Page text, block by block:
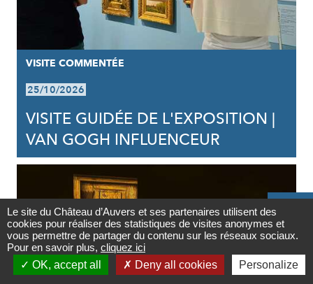
Contact

Newsletter
VISITE COMMENTÉE
25/10/2026
VISITE GUIDÉE DE L'EXPOSITION |
VAN GOGH INFLUENCEUR
Le site du Château d’Auvers et ses partenaires utilisent des
cookies pour réaliser des statistiques de visites anonymes et
vous permettre de partager du contenu sur les réseaux sociaux.
Pour en savoir plus, cliquez ici
OK, accept all
Deny all cookies Personalize